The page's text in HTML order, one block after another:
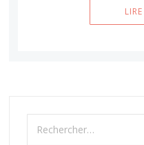
Rechercher :